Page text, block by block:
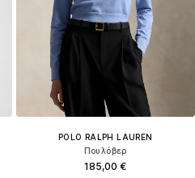
POLO RALPH LAUREN
Πουλόβερ
185,00 €